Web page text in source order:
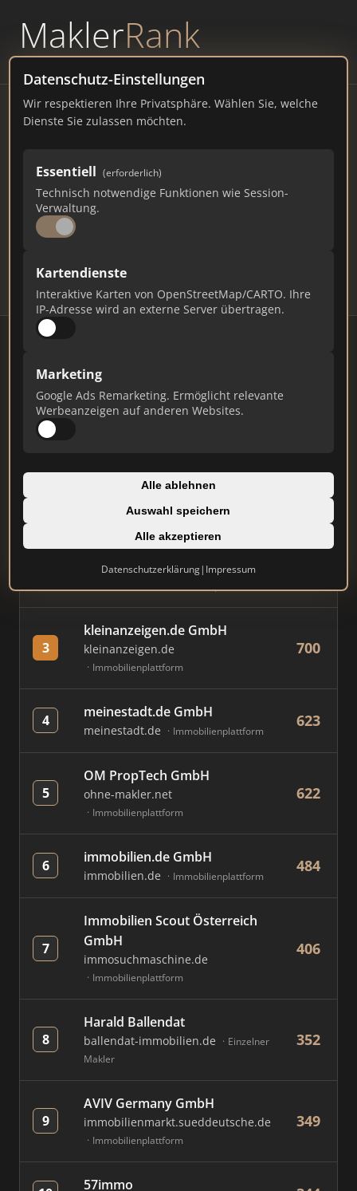
MaklerRank
powered byWAVEPOINT
Datenschutz-Einstellungen
Wir respektieren Ihre Privatsphäre. Wählen Sie, welche
Dienste Sie zulassen möchten.
Essentiell (erforderlich)
Technisch notwendige Funktionen wie Session-
Verwaltung.
Kartendienste
Interaktive Karten von OpenStreetMap/CARTO. Ihre
IP-Adresse wird an externe Server übertragen.
Marketing
Google Ads Remarketing. Ermöglicht relevante
Werbeanzeigen auf anderen Websites.
Alle ablehnen
Auswahl speichern
Alle akzeptieren
Datenschutzerklärung| Impressum
Immobilienmakler
Niederdreisbach – Ranking
Juli 2026
BADEN-WÜRTTEMBERG
118
Makler Makler-Keywords
Stand: Juli 2026
#
Immobilien Scout GmbH
immobilienscout24.de
AVIV Germany GmbH
3
kleinanzeigen.de GmbH
kleinanzeigen.de
Immobilienplattform
700
4 meinestadt.de GmbH
meinestadt.de Immobilienplattform
623
5
OM PropTech GmbH
ohne-makler.net
Immobilienplattform
622
6 immobilien.de GmbH
immobilien.de Immobilienplattform
484
7
Immobilien Scout Österreich
GmbH
immosuchmaschine.de
Immobilienplattform
406
8
Harald Ballendat
ballendat-immobilien.de
Einzelner
Makler
352
9
AVIV Germany GmbH
immobilienmarkt.sueddeutsche.de
Immobilienplattform
349
57immo